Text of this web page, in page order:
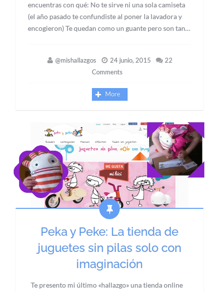
encuentras con qué: No te sirve ni una sola camiseta
(el año pasado te confundiste al poner la lavadora y
encogieron) Te quedan como un guante pero son tan…
@mishallazgos 24 junio, 2015
22
Comments
More
Peka y Peke: La tienda de
juguetes sin pilas solo con
imaginación
Te presento mi último «hallazgo» una tienda online